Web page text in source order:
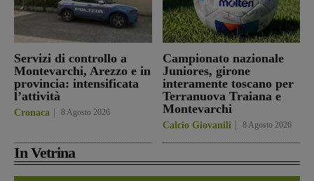
Servizi di controllo a
Montevarchi, Arezzo e in
provincia: intensificata
l’attività
Cronaca 8 Agosto 2026
Campionato nazionale
Juniores, girone
interamente toscano per
Terranuova Traiana e
Montevarchi
Calcio Giovanili 8 Agosto 2026
In Vetrina